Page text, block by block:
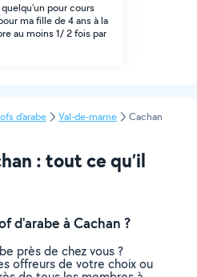
pour cours
ma fille de 4 ans à la
au moins 1/ 2 fois par
d'arabe Val-de-marne Cachan
: tout ce qu’il
d'arabe à Cachan ?
près de chez vous ?
offreurs de votre choix ou